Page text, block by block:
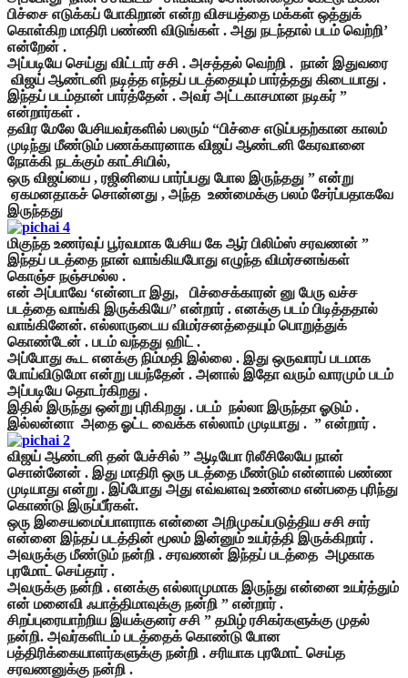
பிச்சை எடுக்கப் போகிறான் என்ற விசயத்தை மக்கள் ஒத்துக்
கொள்கிற மாதிரி பண்ணி விடுங்கள் . அது நடந்தால் படம் வெற்றி’
என்றேன் .
அப்படியே செய்து விட்டார் சசி . அசத்தல் வெற்றி . நான் இதுவரை
விஜய் ஆண்டனி நடித்த எந்தப் படத்தையும் பார்த்தது கிடையாது .
இந்தப் படம்தான் பார்த்தேன் . அவர் அட்டகாசமான நடிகர் ”
என்றார்கள் .
தவிர மேலே பேசியவர்களில் பலரும் “பிச்சை எடுப்பதற்கான காலம்
முடிந்து மீண்டும் பணக்காரனாக விஜய் ஆண்டனி கேரவானை
நோக்கி நடக்கும் காட்சியில்,
ஒரு விஜய்யை , ரஜினியை பார்ப்பது போல இருந்தது ” என்று
ஏகமனதாகச் சொன்னது , அந்த உண்மைக்கு பலம் சேர்ப்பதாகவே
இருந்தது
மிகுந்த உணர்வுப் பூர்வமாக பேசிய கே ஆர் பிலிம்ஸ் சரவணன் ”
இந்தப் படத்தை நான் வாங்கியபோது எழுந்த விமர்சனங்கள்
கொஞ்ச நஞ்சமல்ல .
என் அப்பாவே ‘என்னடா இது, பிச்சைக்காரன் னு பேரு வச்ச
படத்தை வாங்கி இருக்கியே/’ என்றார் . எனக்கு படம் பிடித்ததால்
வாங்கினேன். எல்லாருடைய விமர்சனத்தையும் பொறுத்துக்
கொண்டேன் . படம் வந்தது ஹிட் .
அப்போது கூட எனக்கு நிம்மதி இல்லை . இது ஒருவாரப் படமாக
போய்விடுமோ என்று பயந்தேன் . அனால் இதோ வரும் வாரமும் படம்
அப்படியே தொடர்கிறது .
இதில் இருந்து ஒன்று புரிகிறது . படம் நல்லா இருந்தா ஓடும் .
இல்லன்னா அதை ஓட்ட வைக்க எல்லாம் முடியாது . ” என்றார் .
விஜய் ஆண்டனி தன் பேச்சில் ” ஆடியோ ரிலீசிலேயே நான்
சொன்னேன் . இது மாதிரி ஒரு படத்தை மீண்டும் என்னால் பண்ண
முடியாது என்று . இப்போது அது எவ்வளவு உண்மை என்பதை புரிந்து
கொண்டு இருப்பீர்கள்.
ஒரு இசையமைப்பாளராக என்னை அறிமுகப்படுத்திய சசி சார்
என்னை இந்தப் படத்தின் மூலம் இன்னும் உயர்த்தி இருக்கிறார் .
அவருக்கு மீண்டும் நன்றி . சரவணன் இந்தப் படத்தை அழகாக
புரமோட் செய்தார் .
அவருக்கு நன்றி . எனக்கு எல்லாமுமாக இருந்து என்னை உயர்த்தும்
என் மனைவி ஃபாத்திமாவுக்கு நன்றி ” என்றார் .
சிறப்புரையாற்றிய இயக்குனர் சசி ” தமிழ் ரசிகர்களுக்கு முதல்
நன்றி. அவர்களிடம் படத்தைக் கொண்டு போன
பத்திரிக்கையாளர்களுக்கு நன்றி . சரியாக புரமோட் செய்த
சரவணனுக்கு நன்றி .